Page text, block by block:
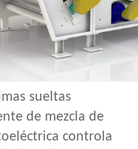
sueltas
de mezcla de
controla